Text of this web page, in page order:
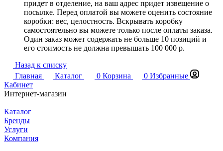
придет в отделение, на ваш адрес придет извещение о
посылке. Перед оплатой вы можете оценить состояние
коробки: вес, целостность. Вскрывать коробку
самостоятельно вы можете только после оплаты заказа.
Один заказ может содержать не больше 10 позиций и
его стоимость не должна превышать 100 000 р.
Назад к списку
Главная
Каталог 0 Корзина 0 Избранные
Кабинет
Интернет-магазин
Каталог
Бренды
Услуги
Компания